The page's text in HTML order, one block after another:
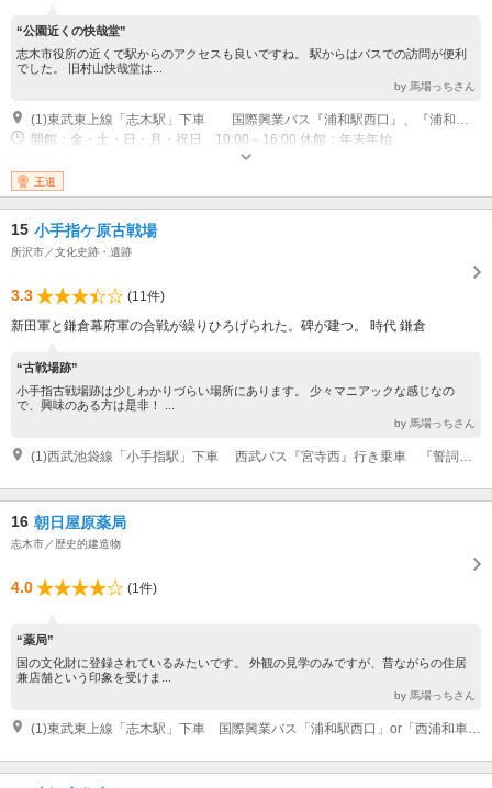
“公園近くの快哉堂”
志木市役所の近くで駅からのアクセスも良いですね。 駅からはバスでの訪問が便利
でした。 旧村山快哉堂は...
by 馬場っちさん
(1)東武東上線「志木駅」下車 国際興業バス『浦和駅西口』、『浦和車庫』、『宗岡循環』行き乗車 『志木市役所前』下車、徒歩1分
開館：金・土・日・月・祝日 10:00～16:00 休館：年末年始
王道
15 小手指ケ原古戦場
所沢市／文化史跡・遺跡
3.3
(11件)
新田軍と鎌倉幕府軍の合戦が繰りひろげられた。碑が建つ。 時代 鎌倉
“古戦場跡”
小手指古戦場跡は少しわかりづらい場所にあります。 少々マニアックな感じなの
で、興味のある方は是非！ ...
by 馬場っちさん
(1)西武池袋線「小手指駅」下車 西武バス『宮寺西』行き乗車 『誓詞橋』下車、徒歩 3分
16 朝日屋原薬局
志木市／歴史的建造物
4.0 (1件)
“薬局”
国の文化財に登録されているみたいです。 外観の見学のみですが、昔ながらの住居
兼店舗という印象を受けま...
by 馬場っちさん